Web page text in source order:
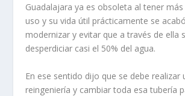
Guadalajara ya es obsoleta al tener
uso y su vida útil prácticamente se
modernizar y evitar que a través de ella
desperdiciar casi el 50% del agua.
En ese sentido dijo que se debe realizar
reingeniería y cambiar toda esa tubería